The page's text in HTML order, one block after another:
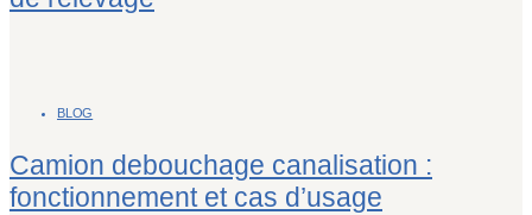
BLOG
Camion debouchage canalisation :
fonctionnement et cas d’usage